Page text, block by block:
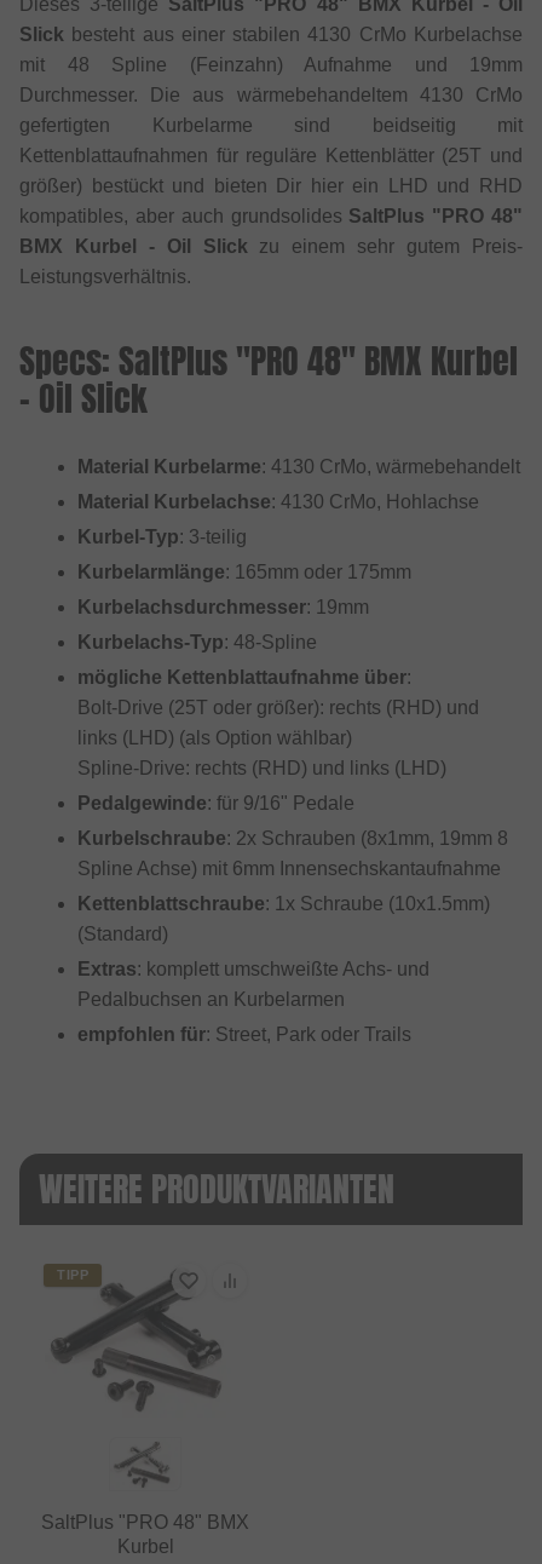
Dieses 3-teilige SaltPlus "PRO 48" BMX Kurbel - Oil
Slick besteht aus einer stabilen 4130 CrMo Kurbelachse
mit 48 Spline (Feinzahn) Aufnahme und 19mm
Durchmesser. Die aus wärmebehandeltem 4130 CrMo
gefertigten Kurbelarme sind beidseitig mit
Kettenblattaufnahmen für reguläre Kettenblätter (25T und
größer) bestückt und bieten Dir hier ein LHD und RHD
kompatibles, aber auch grundsolides SaltPlus "PRO 48"
BMX Kurbel - Oil Slick zu einem sehr gutem Preis-
Leistungsverhältnis.
Specs: SaltPlus "PRO 48" BMX Kurbel
- Oil Slick
Material Kurbelarme: 4130 CrMo, wärmebehandelt
Material Kurbelachse: 4130 CrMo, Hohlachse
Kurbel-Typ: 3-teilig
Kurbelarmlänge: 165mm oder 175mm
Kurbelachsdurchmesser: 19mm
Kurbelachs-Typ: 48-Spline
mögliche Kettenblattaufnahme über:
Bolt-Drive (25T oder größer): rechts (RHD) und
links (LHD) (als Option wählbar)
Spline-Drive: rechts (RHD) und links (LHD)
Pedalgewinde: für 9/16" Pedale
Kurbelschraube: 2x Schrauben (8x1mm, 19mm 8
Spline Achse) mit 6mm Innensechskantaufnahme
Kettenblattschraube: 1x Schraube (10x1.5mm)
(Standard)
Extras: komplett umschweißte Achs- und
Pedalbuchsen an Kurbelarmen
empfohlen für: Street, Park oder Trails
WEITERE PRODUKTVARIANTEN
TIPP
SaltPlus "PRO 48" BMX
Kurbel